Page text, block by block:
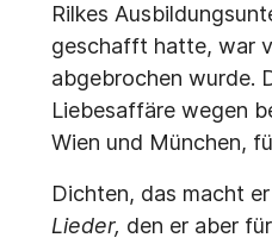
Rilkes
geschafft hatte, war
abgebrochen wurde.
Liebesaffäre wegen
Wien und München,
Dichten, das macht
Lieder, den er aber